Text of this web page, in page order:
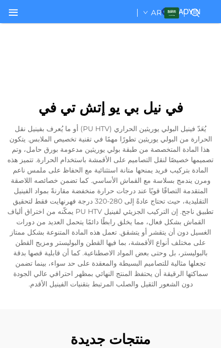
AR
في نيل بي يو إتش تي في
يُعَدّ فينيل البولي يوريثين الحراري (PU HTV) أو ما يُعرف بفينيل نقل
الحرارة من البولي يوريثين تطورًا مهمًا في تقنية تخصيص الملابس. يتكون
هذا المادة المتخصصة من طبقة بولي يوريثين مدعومة بورق حامل، وتم
تصميمها خصيصًا لنقل التصاميم على الأقمشة باستخدام الحرارة. تتميز هذه
المادة بتركيب فريد يمنحها متانة استثنائية مع الحفاظ على ملمس ناعم
ومرن يندمج بسلاسة مع القماش الأساسي. كما تضمن خصائصه اللاصقة
المتقدمة التصاقًا قويًا عند درجات حرارة منخفضة مقارنةً بمواد الفينيل
التقليدية، حيث تحتاج عادةً إلى 280-320 درجة فهرنهايت فقط لتحقيق
تطبيق ناجح. إن التركيب الجزيئي لفينيل PU HTV يمكّنه من اختراق ألياف
القماش بشكل فعال، مما يخلق رابطًا دائمًا يتحمل العديد من دورات
الغسيل دون أن يتقشر أو يتشقق. تعمل هذه المادة المتنوعة بشكل ممتاز
على مختلف أنواع الأقمشة، بما فيها القطن والبوليستر ومزيج القطن
بالبوليستر، بل وحتى بعض المواد الاصطناعية. كما أن قابلية قصها بدقة
تجعلها مثالية للتصاميم البسيطة والمعقدة على حد سواء، بينما تضمن
سماكتها الرقيقة أن يحتفظ المنتج النهائي بمظهر احترافي عالي الجودة
دون الشعور الثقيل والصلب المرتبط بتقنيات الفينيل الأقدم.
منتجات جديدة